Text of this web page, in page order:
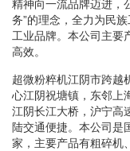
精神向一流品牌迈进，
务”的理念，全力为民
工业品牌。本公司主要
高效。
超微粉粹机江阴市跨越
心江阴祝塘镇，东邻上
江阴长江大桥，沪宁高
陆交通便捷。本公司是
家，主要产品有粗碎机